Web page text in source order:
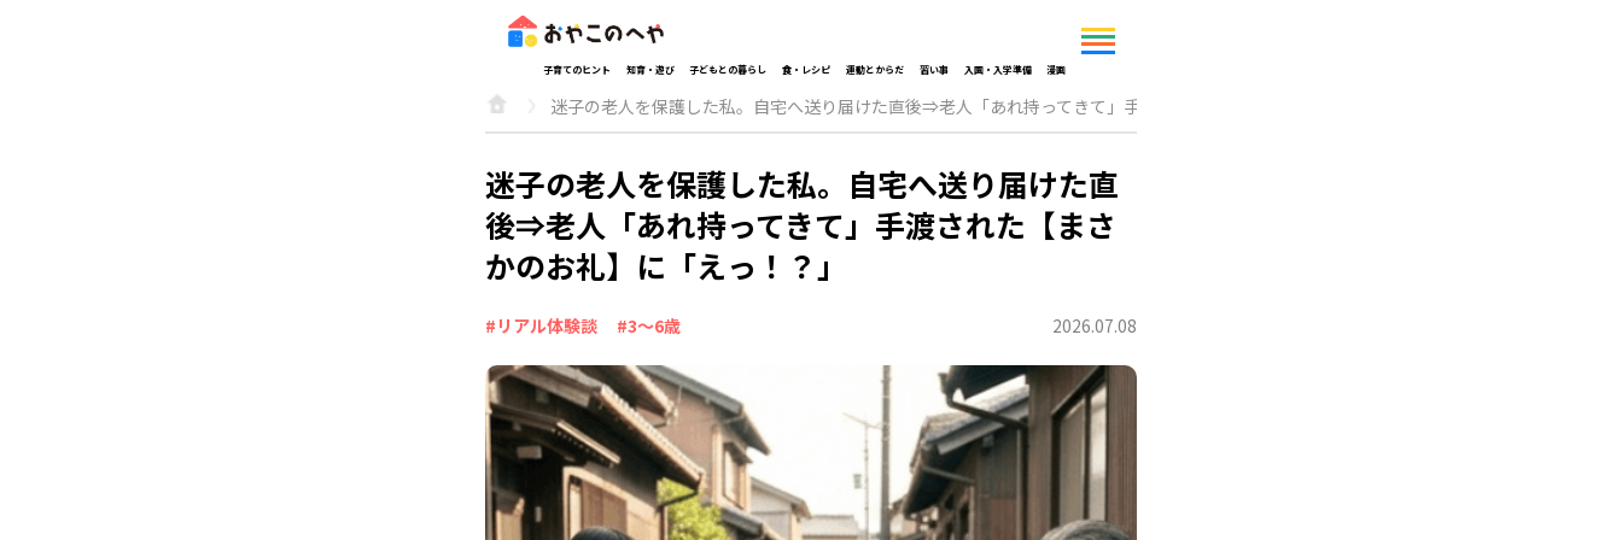
子育てのヒント 知育・遊び 子どもとの暮らし 食・レシピ 運動とからだ 習い事 入園・入学準備 漫画
迷子の老人を保護した私。自宅へ送り届けた直後⇒老人「あれ持ってきて」手渡された【まさかのお礼】に「えっ！？」
迷子の老人を保護した私。自宅へ送り届けた直
後⇒老人「あれ持ってきて」手渡された【まさ
かのお礼】に「えっ！？」
#リアル体験談 #3～6歳 2026.07.08